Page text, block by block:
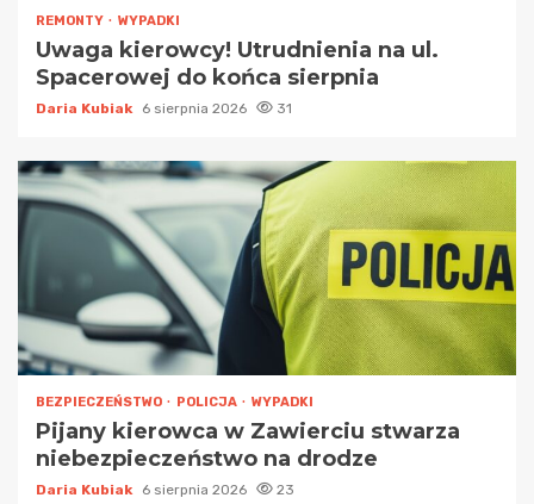
REMONTY WYPADKI
Uwaga kierowcy! Utrudnienia na ul.
Spacerowej do końca sierpnia
Daria Kubiak 6 sierpnia 2026 31
BEZPIECZEŃSTWO POLICJA WYPADKI
Pijany kierowca w Zawierciu stwarza
niebezpieczeństwo na drodze
Daria Kubiak 6 sierpnia 2026 23